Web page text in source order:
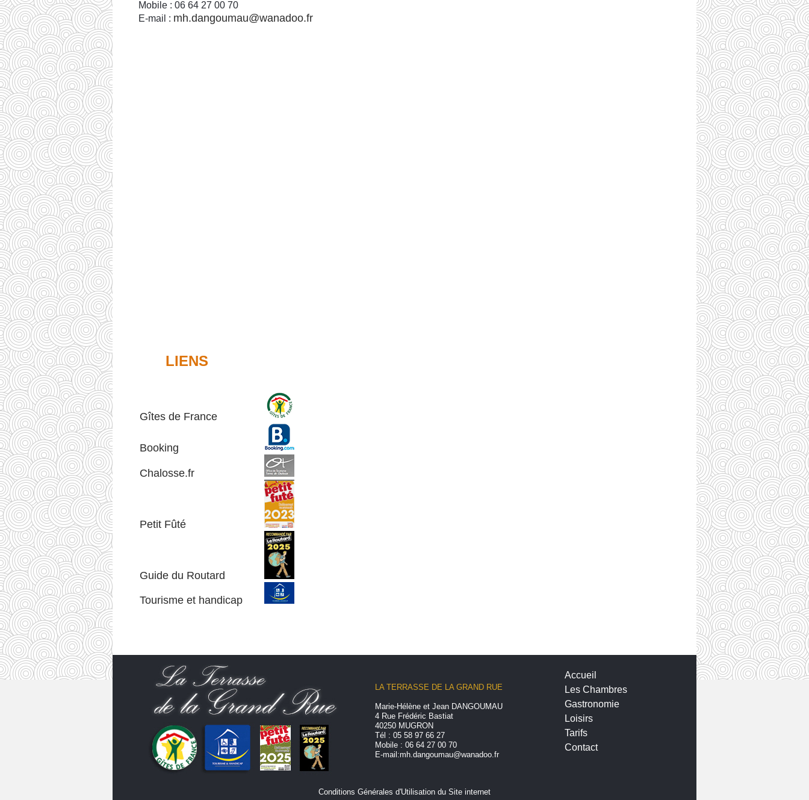
Mobile : 06 64 27 00 70
E-mail : mh.dangoumau@wanadoo.fr
LIENS
Gîtes de France
Booking
Chalosse.fr
Petit Fûté
Guide du Routard
Tourisme et handicap
LA TERRASSE DE LA GRAND RUE
Marie-Hélène et Jean DANGOUMAU
4 Rue Frédéric Bastiat
40250 MUGRON
Tél : 05 58 97 66 27
Mobile : 06 64 27 00 70
E-mail:mh.dangoumau@wanadoo.fr
Accueil
Les Chambres
Gastronomie
Loisirs
Tarifs
Contact
Conditions Générales d'Utilisation du Site internet